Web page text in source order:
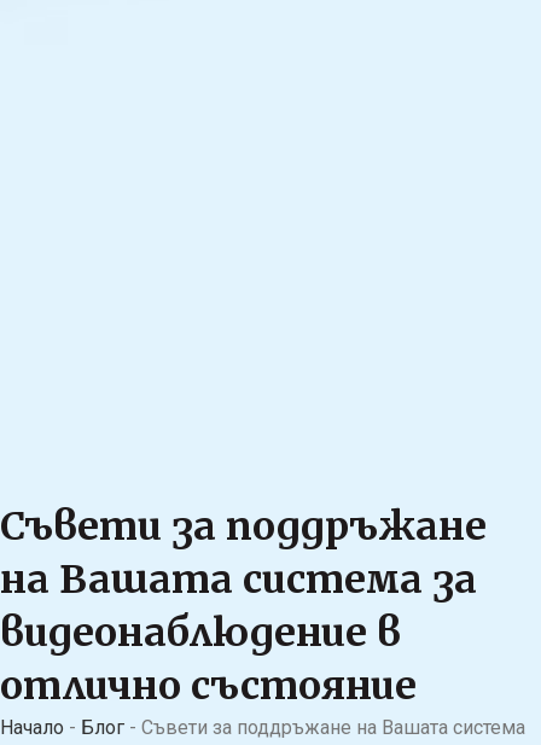
Съвети за поддръжане
на Вашата система за
видеонаблюдение в
отлично състояние
Начало - Блог - Съвети за поддръжане на Вашата система